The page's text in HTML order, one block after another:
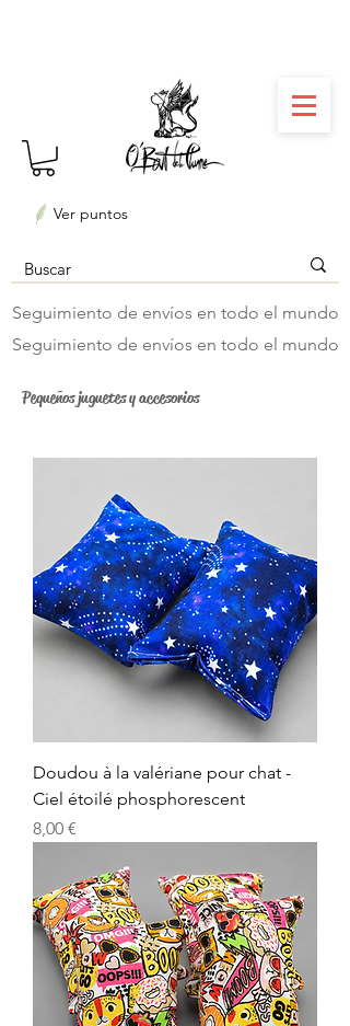
Seguimiento de envíos en todo el mundo
Ver puntos
Seguimiento de envíos en todo el mundo
Pequeños juguetes y accesorios
Doudou à la valériane pour chat -
Ciel étoilé phosphorescent
Precio
8,00 €